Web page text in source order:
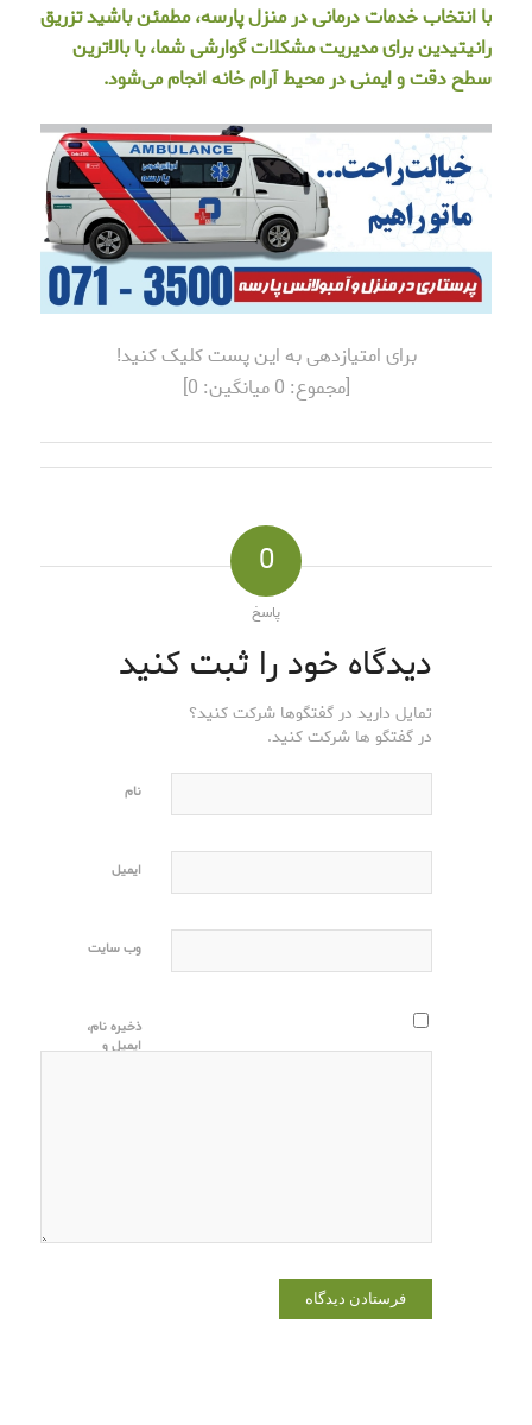
با انتخاب خدمات درمانی در منزل پارسه، مطمئن باشید تزریق
رانیتیدین برای مدیریت مشکلات گوارشی شما، با بالاترین
سطح دقت و ایمنی در محیط آرام خانه انجام می‌شود.
برای امتیازدهی به این پست کلیک کنید!
[مجموع: 0میانگین: 0
]
0
پاسخ
دیدگاه خود را ثبت کنید
تمایل دارید در گفتگوها شرکت کنید؟
در گفتگو ها شرکت کنید.
نام
ایمیل
وب‌ سایت
ذخیره نام،
ایمیل و